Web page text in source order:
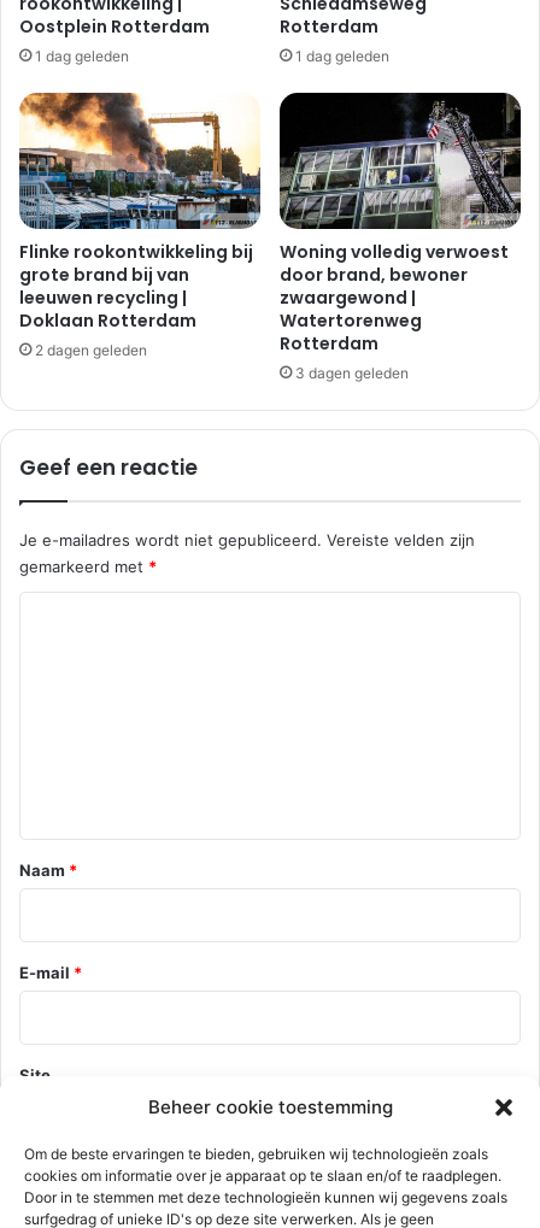
Beheer cookie toestemming
Om de beste ervaringen te bieden, gebruiken wij technologieën zoals
cookies om informatie over je apparaat op te slaan en/of te raadplegen.
Door in te stemmen met deze technologieën kunnen wij gegevens zoals
surfgedrag of unieke ID's op deze site verwerken. Als je geen
Oostplein Rotterdam
1 dag geleden
Rotterdam
1 dag geleden
Flinke rookontwikkeling bij
grote brand bij van
leeuwen recycling |
Doklaan Rotterdam
2 dagen geleden
Woning volledig verwoest
door brand, bewoner
zwaargewond |
Watertorenweg
Rotterdam
3 dagen geleden
Geef een reactie
Je e-mailadres wordt niet gepubliceerd. Vereiste velden zijn
gemarkeerd met *
*
Naam *
E-mail *
Site
Mijn naam, e-mail en site opslaan in deze browser voor de
volgende keer wanneer ik een reactie plaats.